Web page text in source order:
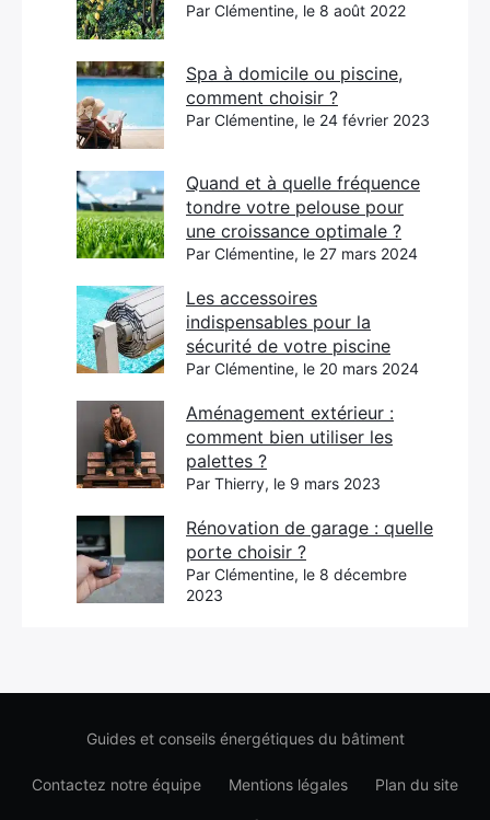
Par Clémentine, le 8 août 2022
Spa à domicile ou piscine,
comment choisir ?
Par Clémentine, le 24 février 2023
Quand et à quelle fréquence
tondre votre pelouse pour
une croissance optimale ?
Par Clémentine, le 27 mars 2024
Les accessoires
indispensables pour la
sécurité de votre piscine
Par Clémentine, le 20 mars 2024
Aménagement extérieur :
comment bien utiliser les
palettes ?
Par Thierry, le 9 mars 2023
Rénovation de garage : quelle
porte choisir ?
Par Clémentine, le 8 décembre
2023
Guides et conseils énergétiques du bâtiment
Contactez notre équipe Mentions légales Plan du site